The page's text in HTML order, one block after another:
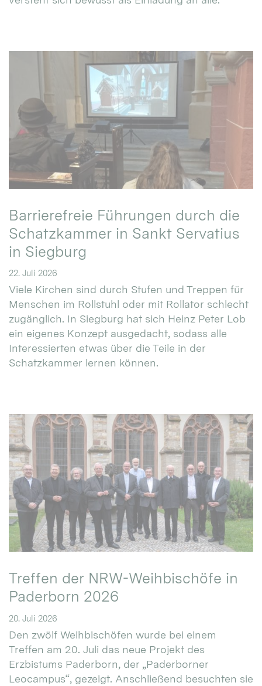
Barrierefreie Führungen durch die
Schatzkammer in Sankt Servatius
in Siegburg
22. Juli 2026
Viele Kirchen sind durch Stufen und Treppen für
Menschen im Rollstuhl oder mit Rollator schlecht
zugänglich. In Siegburg hat sich Heinz Peter Lob
ein eigenes Konzept ausgedacht, sodass alle
Interessierten etwas über die Teile in der
Schatzkammer lernen können.
Treffen der NRW-Weihbischöfe in
Paderborn 2026
20. Juli 2026
Den zwölf Weihbischöfen wurde bei einem
Treffen am 20. Juli das neue Projekt des
Erzbistums Paderborn, der „Paderborner
Leocampus“, gezeigt. Anschließend besuchten sie